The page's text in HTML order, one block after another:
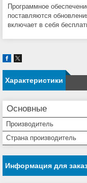
Программное
поставляются
включает в себя
Характеристики
Основные
Производитель
Страна производитель
Информация для